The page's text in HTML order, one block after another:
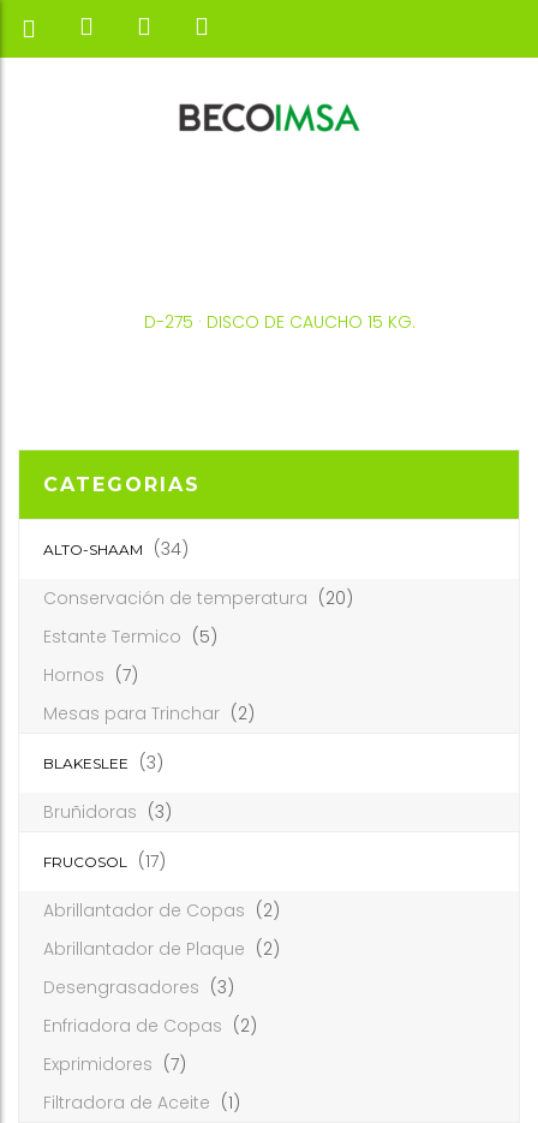
D-275 · DISCO DE CAUCHO 15 KG.
CATEGORIAS
ALTO-SHAAM (34)
Conservación de temperatura (20)
Estante Termico (5)
Hornos (7)
Mesas para Trinchar (2)
BLAKESLEE (3)
Bruñidoras (3)
FRUCOSOL (17)
Abrillantador de Copas (2)
Abrillantador de Plaque (2)
Desengrasadores (3)
Enfriadora de Copas (2)
Exprimidores (7)
Filtradora de Aceite (1)